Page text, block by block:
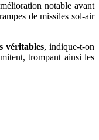
notable avant
de missiles sol-air
véritables, indique-t-on
trompant ainsi les